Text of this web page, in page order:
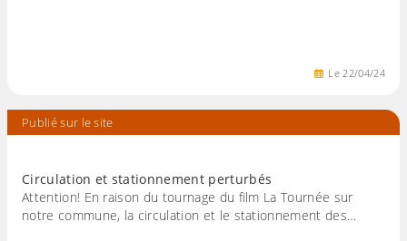
Le22/04/24
Publié sur le site
Circulation et stationnement perturbés
Attention! En raison du tournage du film La Tournée sur
notre commune, la circulation et le stationnement des…